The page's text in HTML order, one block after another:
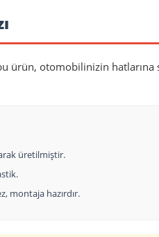
ürün, otomobilinizin hatlarına
üretilmiştir.
montaja hazırdır.